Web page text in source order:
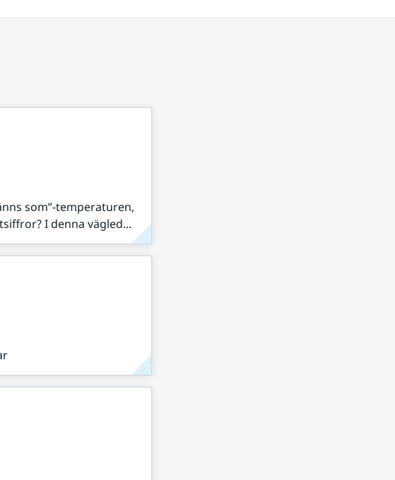
som”-temperaturen,
I denna vägled...